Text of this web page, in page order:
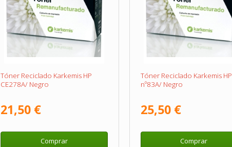
Tóner Reciclado Karkemis HP
CE278A/ Negro
21,50 €
Comprar
Tóner Reciclado Karkemis HP
nº83A/ Negro
25,50 €
Comprar